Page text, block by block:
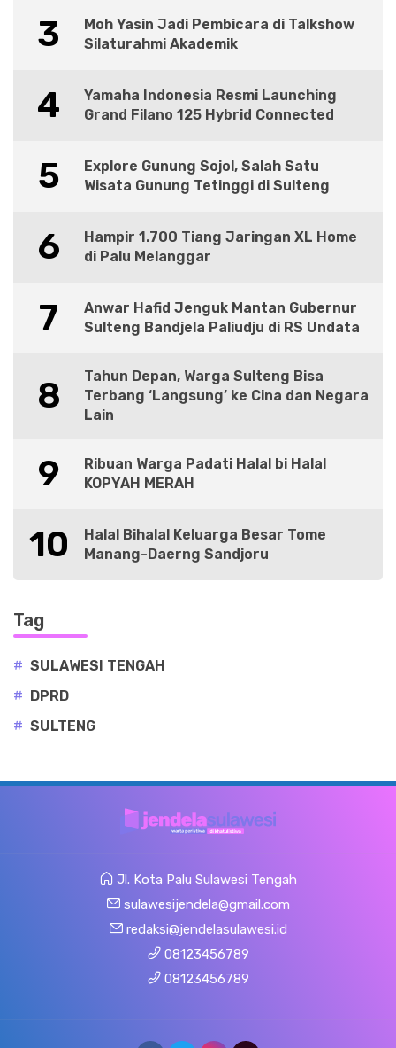
3
Moh Yasin Jadi Pembicara di Talkshow
Silaturahmi Akademik
4
Yamaha Indonesia Resmi Launching
Grand Filano 125 Hybrid Connected
5
Explore Gunung Sojol, Salah Satu
Wisata Gunung Tetinggi di Sulteng
6
Hampir 1.700 Tiang Jaringan XL Home
di Palu Melanggar
7
Anwar Hafid Jenguk Mantan Gubernur
Sulteng Bandjela Paliudju di RS Undata
8
Tahun Depan, Warga Sulteng Bisa
Terbang ‘Langsung’ ke Cina dan Negara
Lain
9
Ribuan Warga Padati Halal bi Halal
KOPYAH MERAH
10
Halal Bihalal Keluarga Besar Tome
Manang-Daerng Sandjoru
Tag
# SULAWESI TENGAH
# DPRD
# SULTENG
Jl. Kota Palu Sulawesi Tengah
sulawesijendela@gmail.com
redaksi@jendelasulawesi.id
08123456789
08123456789